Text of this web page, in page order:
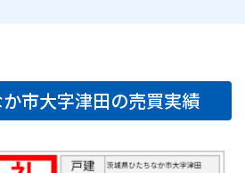
市大字津田の売買実績